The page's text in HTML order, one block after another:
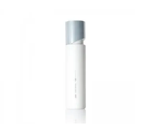
援します。*1 メラニンの生成を抑
シュ除く）*2 オルビス内スキンケ
る*5 乾燥、ハリ・ツヤのなさ
*6 乾燥による*7 保湿成分*8
ロニセラカエルレア果汁、ノバラエ
ミを予防するお手入れを続けること
ーラ・オルビスグループ独自の美白
ミの原因になると考えられる“メラ
ニンの塊”を居座らせない(*1)、粉砕
と排出サポート(*5)の2ステップで
メラニンの蓄積を抑え、シミ・ソバ